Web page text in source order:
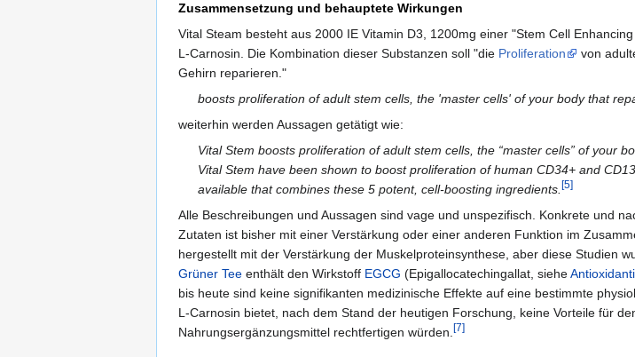
Zusammensetzung und behauptete Wirkungen
Vital Steam besteht aus 2000 IE Vitamin D3, 1200mg einer "Stem Cell
L-Carnosin. Die Kombination dieser Substanzen soll "die Proliferation
von
Gehirn reparieren."
boosts proliferation of adult stem cells, the 'master cells' of your body that
weiterhin werden Aussagen getätigt wie:
Vital Stem boosts proliferation of adult stem cells, the “master cells” of your
Vital Stem have been shown to boost proliferation of human CD34+ and
available that combines these 5 potent, cell-boosting ingredients.[5]
Alle Beschreibungen und Aussagen sind vage und unspezifisch. Konkrete und
Zutaten ist bisher mit einer Verstärkung oder einer anderen Funktion im
hergestellt mit der Verstärkung der Muskelproteinsynthese, aber diese Studien
Grüner Tee enthält den Wirkstoff EGCG (Epigallocatechingallat, siehe
bis heute sind keine signifikanten medizinische Effekte auf eine bestimmte
L-Carnosin bietet, nach dem Stand der heutigen Forschung, keine Vorteile für
Nahrungsergänzungsmittel rechtfertigen würden.[7]